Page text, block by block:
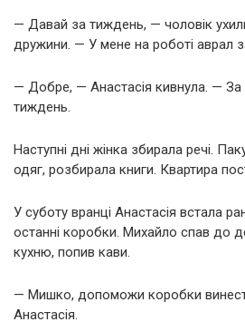
— Давай за тиждень, — чоловік
дружини. — У мене на роботі аврал
— Добре, — Анастасія кивнула. —
тиждень.
Наступні дні жінка збирала речі.
одяг, розбирала книги. Квартира
У суботу вранці Анастасія встала
останні коробки. Михайло спав до
кухню, попив кави.
— Мишко, допоможи коробки
Анастасія.